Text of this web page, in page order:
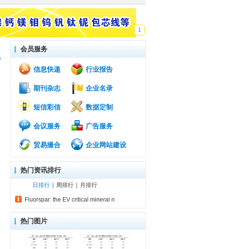
1
会员服务
信息快递 行业报告
期刊杂志 企业名录
短信彩信 数据定制
会议服务 广告服务
贸易撮合 企业网站建设
热门资讯排行
日排行 周排行 月排行
Fluorspar: the EV critical mineral n
热门图片